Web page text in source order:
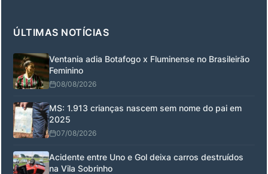
ÚLTIMAS NOTÍCIAS
Ventania adia Botafogo x Fluminense no Brasileirão
Feminino
08/08/2026
MS: 1.913 crianças nascem sem nome do pai em
2025
07/08/2026
Acidente entre Uno e Gol deixa carros destruídos
na Vila Sobrinho